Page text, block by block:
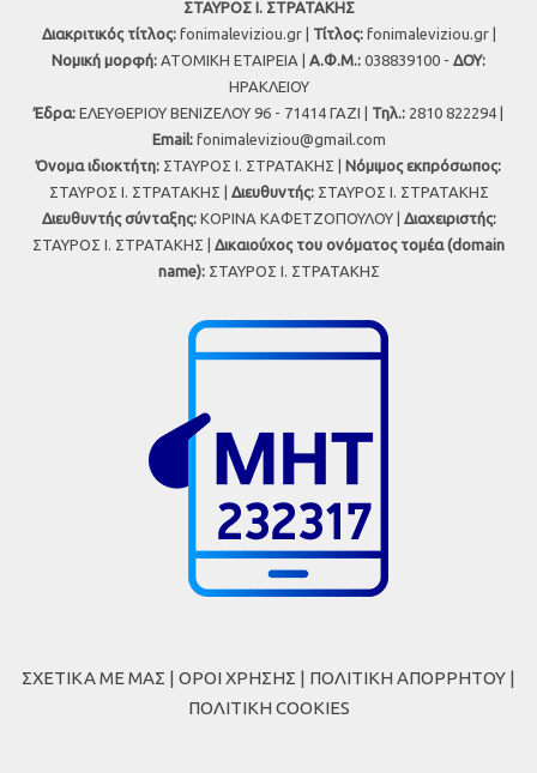
ΣΤΑΥΡΟΣ Ι. ΣΤΡΑΤΑΚΗΣ
Διακριτικός τίτλος:fonimaleviziou.gr | Τίτλος:fonimaleviziou.gr |
Νομική μορφή: ΑΤΟΜΙΚΗ ΕΤΑΙΡΕΙΑ | Α.Φ.Μ.: 038839100 - ΔΟΥ:
ΗΡΑΚΛΕΙΟΥ
Έδρα: ΕΛΕΥΘΕΡΙΟΥ ΒΕΝΙΖΕΛΟΥ 96 - 71414 ΓΑΖΙ | Τηλ.: 2810 822294 |
Εmail: fonimaleviziou@gmail.com
Όνομα ιδιοκτήτη: ΣΤΑΥΡΟΣ Ι. ΣΤΡΑΤΑΚΗΣ | Νόμιμος εκπρόσωπος:
ΣΤΑΥΡΟΣ Ι. ΣΤΡΑΤΑΚΗΣ | Διευθυντής:ΣΤΑΥΡΟΣ Ι. ΣΤΡΑΤΑΚΗΣ
Διευθυντής σύνταξης:ΚΟΡΙΝΑ ΚΑΦΕΤΖΟΠΟΥΛΟΥ | Διαχειριστής:
ΣΤΑΥΡΟΣ Ι. ΣΤΡΑΤΑΚΗΣ | Δικαιούχος του ονόματος τομέα (domain
name):ΣΤΑΥΡΟΣ Ι. ΣΤΡΑΤΑΚΗΣ
ΣΧΕΤΙΚΑ ΜΕ ΜΑΣ | ΟΡΟΙ ΧΡΗΣΗΣ | ΠΟΛΙΤΙΚΗ ΑΠΟΡΡΗΤΟΥ |
ΠΟΛΙΤΙΚΗ COOKIES